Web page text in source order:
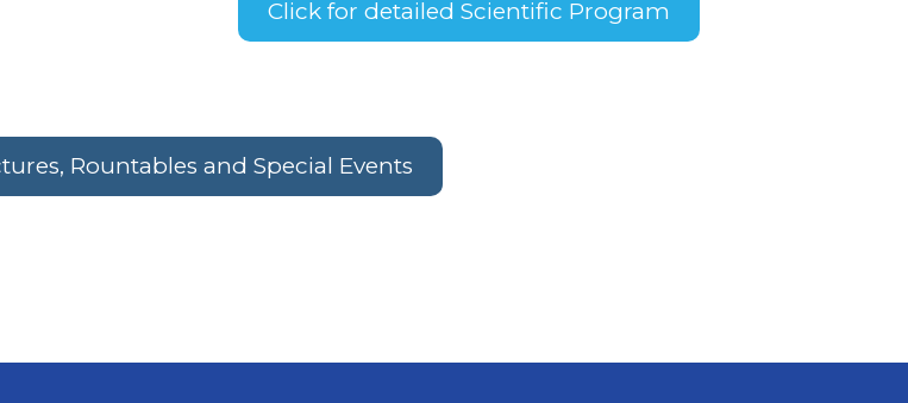
Click for detailed Scientific Program
Rountables and Special Events